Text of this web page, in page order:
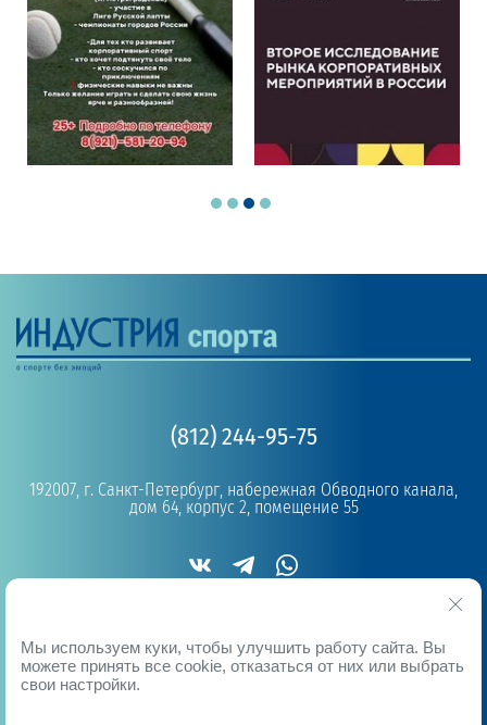
(812) 244-95-75
192007, г. Санкт-Петербург, набережная Обводного канала,
дом 64, корпус 2, помещение 55
Мы используем куки, чтобы улучшить работу сайта. Вы
можете принять все cookie, отказаться от них или выбрать
свои настройки.